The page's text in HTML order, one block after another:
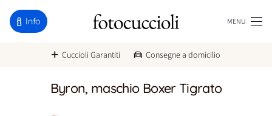
Info MENU
Cuccioli Garantiti Consegne a domicilio
Byron, maschio Boxer Tigrato